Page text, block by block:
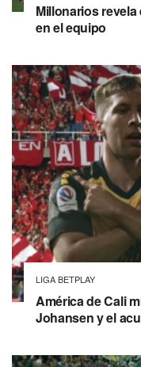
Millonarios
en el equipo
LIGA BETPLAY
América de Cali
Johansen y el